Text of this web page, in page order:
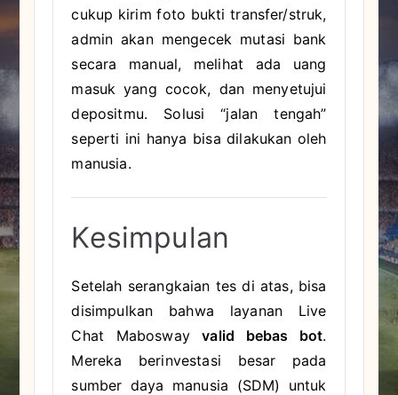
cukup kirim foto bukti transfer/struk,
admin akan mengecek mutasi bank
secara manual, melihat ada uang
masuk yang cocok, dan menyetujui
depositmu. Solusi “jalan tengah”
seperti ini hanya bisa dilakukan oleh
manusia.
Kesimpulan
Setelah serangkaian tes di atas, bisa
disimpulkan bahwa layanan Live
Chat Maboswayvalid bebas bot.
Mereka berinvestasi besar pada
sumber daya manusia (SDM) untuk